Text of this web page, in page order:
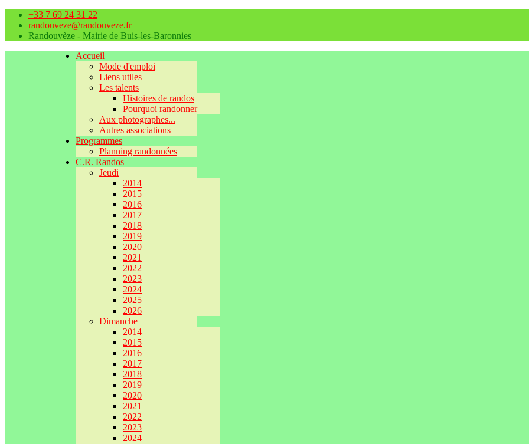
+33 7 69 24 31 22
randouveze@randouveze.fr
Randouvèze - Mairie de Buis-les-Baronnies
Accueil
Mode d'emploi
Liens utiles
Les talents
Histoires de randos
Pourquoi randonner
Aux photographes...
Autres associations
Programmes
Planning randonnées
C.R. Randos
Jeudi
2014
2015
2016
2017
2018
2019
2020
2021
2022
2023
2024
2025
2026
Dimanche
2014
2015
2016
2017
2018
2019
2020
2021
2022
2023
2024